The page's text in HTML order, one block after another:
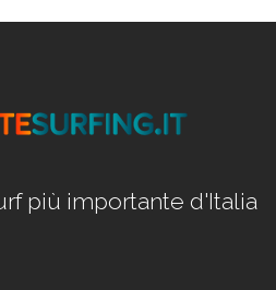
più importante d'Italia